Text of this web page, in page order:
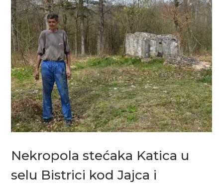
Nekropola stećaka Katica u
selu Bistrici kod Jajca i